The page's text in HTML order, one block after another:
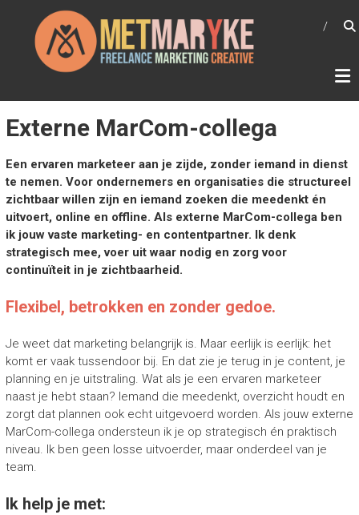
METMARYKE
Freelance marketing creative
Externe MarCom-collega
Een ervaren marketeer aan je zijde, zonder iemand in dienst
te nemen. Voor ondernemers en organisaties die structureel
zichtbaar willen zijn en iemand zoeken die meedenkt én
uitvoert, online en offline. Als externe MarCom-collega ben
ik jouw vaste marketing- en contentpartner. Ik denk
strategisch mee, voer uit waar nodig en zorg voor
continuïteit in je zichtbaarheid.
Flexibel, betrokken en zonder gedoe.
Je weet dat marketing belangrijk is. Maar eerlijk is eerlijk: het
komt er vaak tussendoor bij. En dat zie je terug in je content, je
planning en je uitstraling. Wat als je een ervaren marketeer
naast je hebt staan? Iemand die meedenkt, overzicht houdt en
zorgt dat plannen ook echt uitgevoerd worden. Als jouw externe
MarCom-collega ondersteun ik je op strategisch én praktisch
niveau. Ik ben geen losse uitvoerder, maar onderdeel van je
team.
Ik help je met: